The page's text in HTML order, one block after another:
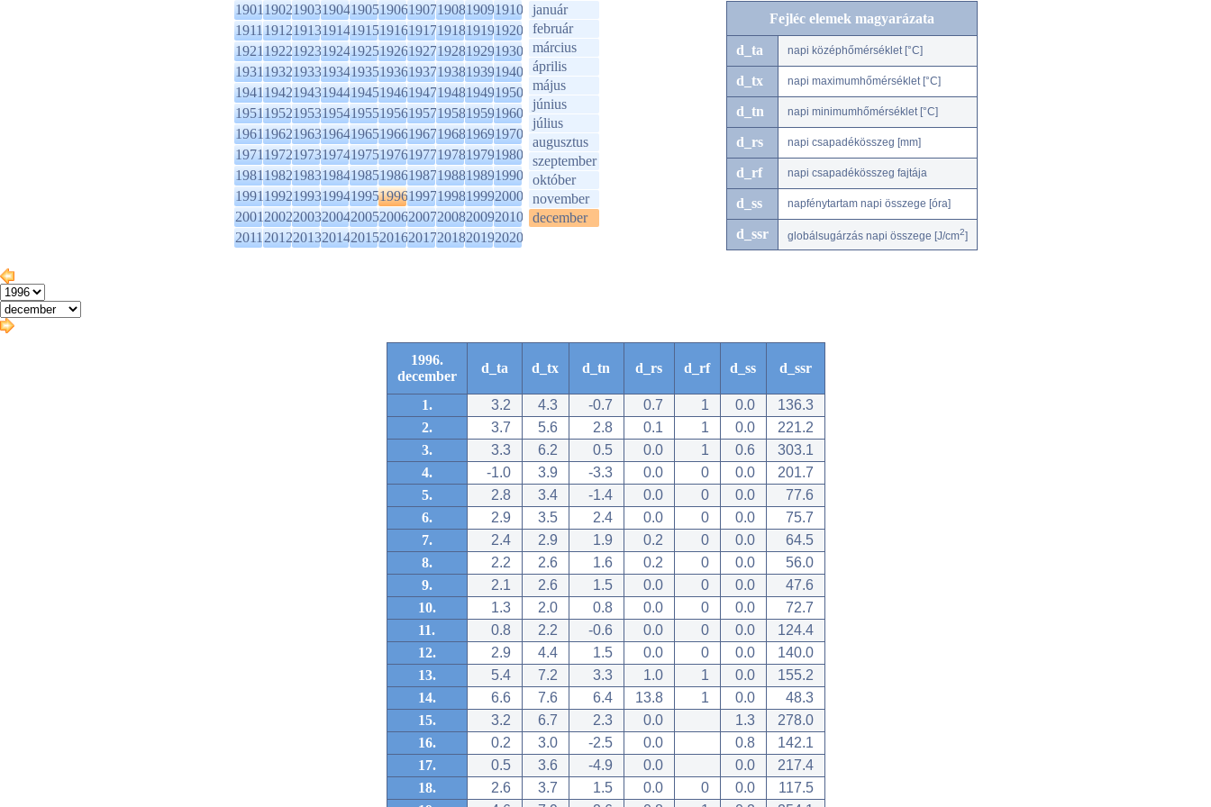
1901190219031904190519061907190819091910
1911191219131914191519161917191819191920
1921192219231924192519261927192819291930
1931193219331934193519361937193819391940
1941194219431944194519461947194819491950
1951195219531954195519561957195819591960
1961196219631964196519661967196819691970
1971197219731974197519761977197819791980
1981198219831984198519861987198819891990
1991199219931994199519961997199819992000
2001200220032004200520062007200820092010
2011201220132014201520162017201820192020
január
február
március
április
május
június
július
augusztus
szeptember
október
november
december
Fejléc elemek magyarázata
d_ta napi középhőmérséklet [°C]
d_tx napi maximumhőmérséklet [°C]
d_tn napi minimumhőmérséklet [°C]
d_rs napi csapadékösszeg [mm]
d_rf napi csapadékösszeg fajtája
d_ss napfénytartam napi összege [óra]
d_ssr globálsugárzás napi összege [J/cm2]
1996.
december
d_ta d_tx d_tn d_rs d_rf d_ss d_ssr
1. 3.2 4.3 -0.7 0.7 1 0.0
136.3
2.
3.7 5.6 2.8 0.1 1 0.0
221.2
3.
3.3 6.2 0.5 0.0 1 0.6
303.1
4.
-1.0 3.9 -3.3 0.0 0 0.0
201.7
5.
2.8 3.4 -1.4 0.0 0 0.0
77.6
6.
2.9 3.5 2.4 0.0 0 0.0
75.7
7.
2.4 2.9 1.9 0.2 0 0.0
64.5
8.
2.2 2.6 1.6 0.2 0 0.0
56.0
9.
2.1 2.6 1.5 0.0 0 0.0
47.6
10.
1.3 2.0 0.8 0.0 0 0.0
72.7
11.
0.8 2.2 -0.6 0.0 0 0.0
124.4
12.
2.9 4.4 1.5 0.0 0 0.0
140.0
13.
5.4 7.2 3.3 1.0 1 0.0
155.2
14.
6.6 7.6 6.4 13.8 1 0.0
48.3
15.
3.2 6.7 2.3 0.0 1.3
278.0
16.
0.2 3.0 -2.5 0.0 0.8
142.1
17.
0.5 3.6 -4.9 0.0 0.0
217.4
18.
2.6 3.7 1.5 0.0 0 0.0
117.5